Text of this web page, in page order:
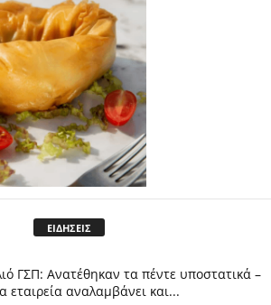
ΕΙΔΗΣΕΙΣ
ΓΣΠ: Ανατέθηκαν τα πέντε υποστατικά –
εταιρεία αναλαμβάνει και...